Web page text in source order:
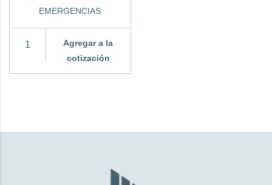
EMERGENCIAS
Agregar a la
cotización